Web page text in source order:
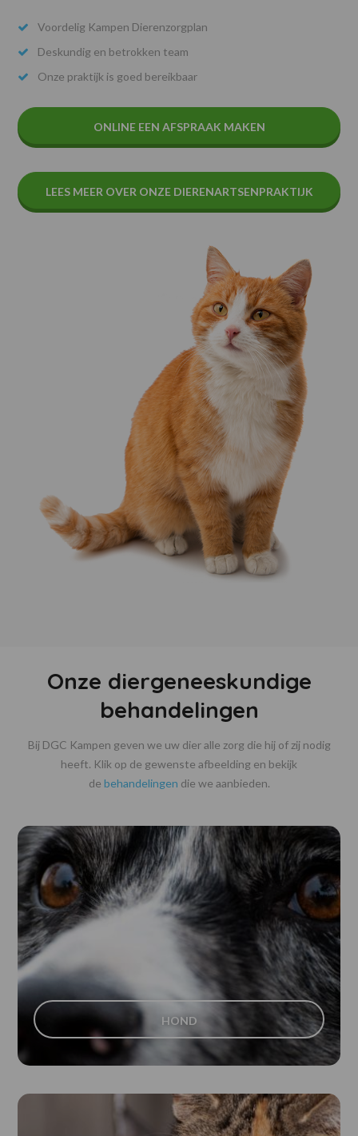
Voordelig Kampen Dierenzorgplan
Deskundig en betrokken team
Onze praktijk is goed bereikbaar
ONLINE EEN AFSPRAAK MAKEN
LEES MEER OVER ONZE DIERENARTSENPRAKTIJK
Onze diergeneeskundige
behandelingen
Bij DGC Kampen geven we uw dier alle zorg die hij of zij nodig
heeft. Klik op de gewenste afbeelding en bekijk
de behandelingen die we aanbieden.
HOND